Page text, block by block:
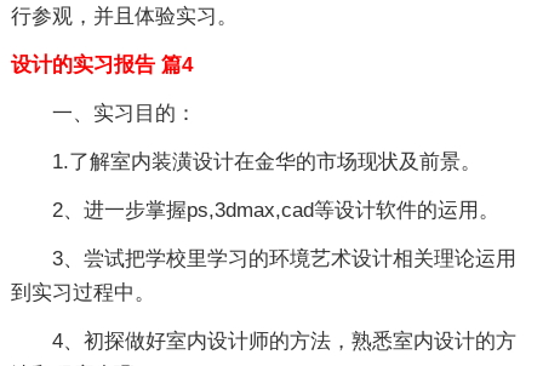
行参观，并且体验实习。
设计的实习报告 篇4
一、实习目的：
1.了解室内装潢设计在金华的市场现状及前景。
2、进一步掌握ps,3dmax,cad等设计软件的运用。
3、尝试把学校里学习的环境艺术设计相关理论运用
到实习过程中。
4、初探做好室内设计师的方法，熟悉室内设计的方